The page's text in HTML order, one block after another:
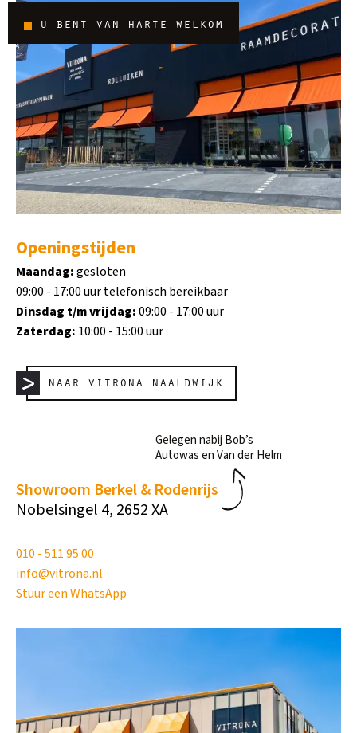
u bent van harte welkom
Openingstijden
Maandag:gesloten
09:00 - 17:00 uur telefonisch bereikbaar
Dinsdag t/m vrijdag:09:00 - 17:00 uur
Zaterdag: 10:00 - 15:00 uur
naar vitrona naaldwijk
Showroom Berkel & Rodenrijs
Nobelsingel 4, 2652 XA
Gelegen nabij Bob’s
Autowas en Van der Helm
010 - 511 95 00
info@vitrona.nl
Stuur een WhatsApp